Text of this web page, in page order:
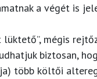
a végét is
lüktető”, mégis
biztosan,
több költői